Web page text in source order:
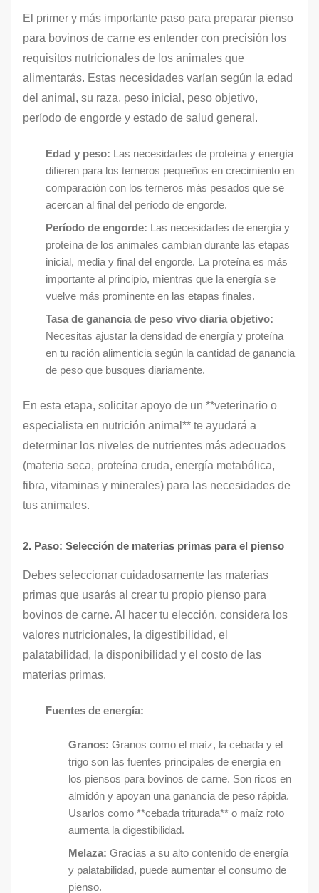
El primer y más importante paso para preparar pienso
para bovinos de carne es entender con precisión los
requisitos nutricionales de los animales que
alimentarás. Estas necesidades varían según la edad
del animal, su raza, peso inicial, peso objetivo,
período de engorde y estado de salud general.
Edad y peso: Las necesidades de proteína y energía
difieren para los terneros pequeños en crecimiento en
comparación con los terneros más pesados que se
acercan al final del período de engorde.
Período de engorde: Las necesidades de energía y
proteína de los animales cambian durante las etapas
inicial, media y final del engorde. La proteína es más
importante al principio, mientras que la energía se
vuelve más prominente en las etapas finales.
Tasa de ganancia de peso vivo diaria objetivo:
Necesitas ajustar la densidad de energía y proteína
en tu ración alimenticia según la cantidad de ganancia
de peso que busques diariamente.
En esta etapa, solicitar apoyo de un **veterinario o
especialista en nutrición animal** te ayudará a
determinar los niveles de nutrientes más adecuados
(materia seca, proteína cruda, energía metabólica,
fibra, vitaminas y minerales) para las necesidades de
tus animales.
2. Paso: Selección de materias primas para el pienso
Debes seleccionar cuidadosamente las materias
primas que usarás al crear tu propio pienso para
bovinos de carne. Al hacer tu elección, considera los
valores nutricionales, la digestibilidad, el
palatabilidad, la disponibilidad y el costo de las
materias primas.
Fuentes de energía:
Granos: Granos como el maíz, la cebada y el
trigo son las fuentes principales de energía en
los piensos para bovinos de carne. Son ricos en
almidón y apoyan una ganancia de peso rápida.
Usarlos como **cebada triturada** o maíz roto
aumenta la digestibilidad.
Melaza: Gracias a su alto contenido de energía
y palatabilidad, puede aumentar el consumo de
pienso.